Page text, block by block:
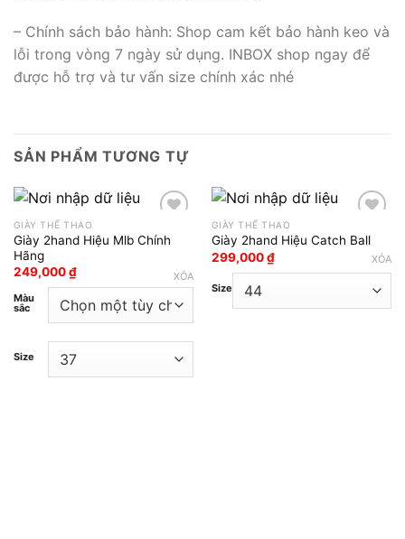
– Chính sách bảo hành: Shop cam kết bảo hành keo và
lỗi trong vòng 7 ngày sử dụng. INBOX shop ngay để
được hỗ trợ và tư vấn size chính xác nhé
SẢN PHẨM TƯƠNG TỰ
Add to wishlist
GIÀY THỂ THAO
Giày 2hand Hiệu Mlb Chính
Hãng
249,000₫
Màu
sắc
Size
XÓA
Add to wishlist
GIÀY THỂ THAO
Giày 2hand Hiệu Catch Ball
299,000₫
Size
XÓA